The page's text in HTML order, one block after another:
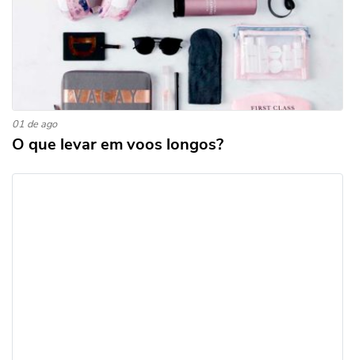
01 de ago
O que levar em voos longos?